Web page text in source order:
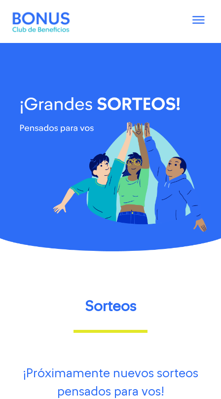
Sorteos
¡Próximamente nuevos sorteos
pensados para vos!